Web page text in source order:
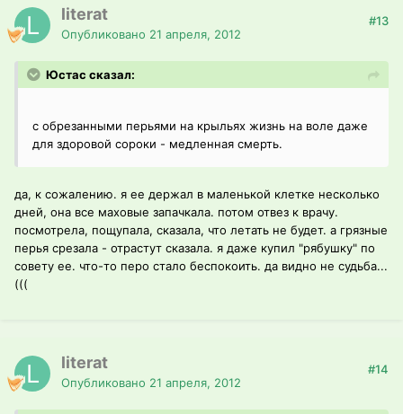
literat
Опубликовано 21 апреля, 2012
#13
Юстас сказал:
с обрезанными перьями на крыльях жизнь на воле даже
для здоровой сороки - медленная смерть.
да, к сожалению. я ее держал в маленькой клетке несколько
дней, она все маховые запачкала. потом отвез к врачу.
посмотрела, пощупала, сказала, что летать не будет. а грязные
перья срезала - отрастут сказала. я даже купил "рябушку" по
совету ее. что-то перо стало беспокоить. да видно не судьба...
(((
literat
Опубликовано 21 апреля, 2012
#14